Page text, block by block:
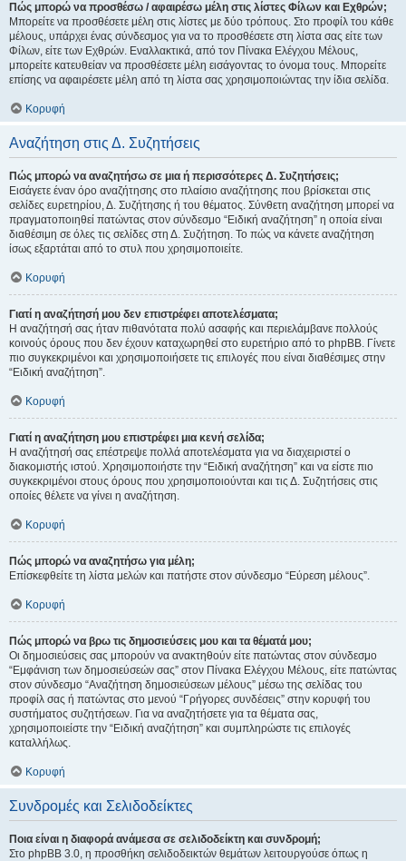
Πώς μπορώ να προσθέσω / αφαιρέσω μέλη στις λίστες Φίλων και Εχθρών;
Μπορείτε να προσθέσετε μέλη στις λίστες με δύο τρόπους. Στο προφίλ του κάθε
μέλους, υπάρχει ένας σύνδεσμος για να το προσθέσετε στη λίστα σας είτε των
Φίλων, είτε των Εχθρών. Εναλλακτικά, από τον Πίνακα Ελέγχου Μέλους,
μπορείτε κατευθείαν να προσθέσετε μέλη εισάγοντας το όνομα τους. Μπορείτε
επίσης να αφαιρέσετε μέλη από τη λίστα σας χρησιμοποιώντας την ίδια σελίδα.
Κορυφή
Αναζήτηση στις Δ. Συζητήσεις
Πώς μπορώ να αναζητήσω σε μια ή περισσότερες Δ. Συζητήσεις;
Εισάγετε έναν όρο αναζήτησης στο πλαίσιο αναζήτησης που βρίσκεται στις
σελίδες ευρετηρίου, Δ. Συζήτησης ή του θέματος. Σύνθετη αναζήτηση μπορεί να
πραγματοποιηθεί πατώντας στον σύνδεσμο “Ειδική αναζήτηση” η οποία είναι
διαθέσιμη σε όλες τις σελίδες στη Δ. Συζήτηση. Το πώς να κάνετε αναζήτηση
ίσως εξαρτάται από το στυλ που χρησιμοποιείτε.
Κορυφή
Γιατί η αναζήτησή μου δεν επιστρέφει αποτελέσματα;
Η αναζήτησή σας ήταν πιθανότατα πολύ ασαφής και περιελάμβανε πολλούς
κοινούς όρους που δεν έχουν καταχωρηθεί στο ευρετήριο από το phpBB. Γίνετε
πιο συγκεκριμένοι και χρησιμοποιήσετε τις επιλογές που είναι διαθέσιμες στην
“Ειδική αναζήτηση”.
Κορυφή
Γιατί η αναζήτηση μου επιστρέφει μια κενή σελίδα;
Η αναζήτησή σας επέστρεψε πολλά αποτελέσματα για να διαχειριστεί ο
διακομιστής ιστού. Χρησιμοποιήστε την “Ειδική αναζήτηση” και να είστε πιο
συγκεκριμένοι στους όρους που χρησιμοποιούνται και τις Δ. Συζητήσεις στις
οποίες θέλετε να γίνει η αναζήτηση.
Κορυφή
Πώς μπορώ να αναζητήσω για μέλη;
Επίσκεφθείτε τη λίστα μελών και πατήστε στον σύνδεσμο “Εύρεση μέλους”.
Κορυφή
Πώς μπορώ να βρω τις δημοσιεύσεις μου και τα θέματά μου;
Οι δημοσιεύσεις σας μπορούν να ανακτηθούν είτε πατώντας στον σύνδεσμο
“Εμφάνιση των δημοσιεύσεών σας” στον Πίνακα Ελέγχου Μέλους, είτε πατώντας
στον σύνδεσμο “Αναζήτηση δημοσιεύσεων μέλους” μέσω της σελίδας του
προφίλ σας ή πατώντας στο μενού “Γρήγορες συνδέσεις” στην κορυφή του
συστήματος συζητήσεων. Για να αναζητήσετε για τα θέματα σας,
χρησιμοποιείστε την “Ειδική αναζήτηση” και συμπληρώστε τις επιλογές
καταλλήλως.
Κορυφή
Συνδρομές και Σελιδοδείκτες
Ποια είναι η διαφορά ανάμεσα σε σελιδοδείκτη και συνδρομή;
Στο phpBB 3.0, η προσθήκη σελιδοδεικτών θεμάτων λειτουργούσε όπως η